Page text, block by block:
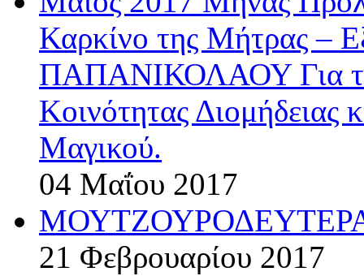
Καρκίνο της Μήτρας –
ΠΑΠΑΝΙΚΟΛΑΟΥ Για
Κοινότητας Διομήδειας
Μαγικού.
04 Μαΐου 2017
21 Φεβρουαρίου 2017